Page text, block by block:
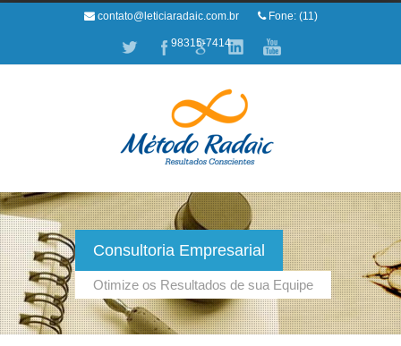
contato@leticiaradaic.com.br Fone: (11)
98315-7414
Consultoria Empresarial
Otimize os Resultados de sua Equipe